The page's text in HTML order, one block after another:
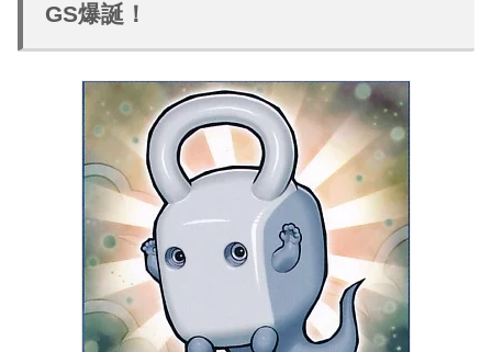
GS爆誕！